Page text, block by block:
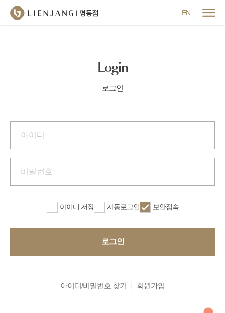
EN
Login
로그인
아이디 저장 자동로그인 보안접속
로그인
아이디/비밀번호 찾기 회원가입